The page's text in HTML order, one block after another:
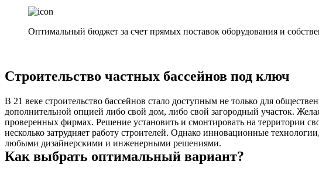
Оптимальный бюджет за счет прямых поставок оборудования и
Строительство частных бассейнов под ключ
В 21 веке строительство бассейнов стало доступным не только для
дополнительной опцией либо свой дом, либо свой загородный участок.
проверенных фирмах. Решение установить и смонтировать на территории
несколько затрудняет работу строителей. Однако инновационные
любыми дизайнерскими и инженерными решениями.
Как выбрать оптимальный вариант?